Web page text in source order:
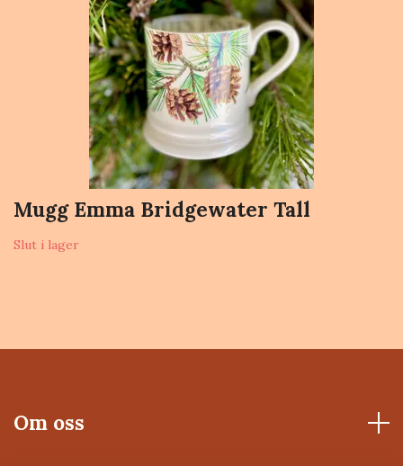
Mugg Emma Bridgewater Tall
Slut i lager
Om oss